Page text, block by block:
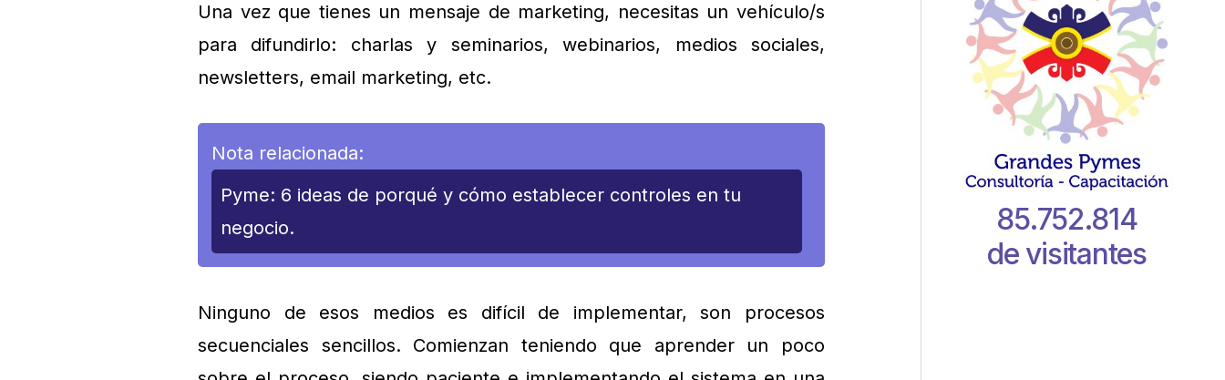
Una vez que tienes un mensaje de marketing, necesitas un vehículo/s
para difundirlo: charlas y seminarios, webinarios, medios sociales,
newsletters, email marketing, etc.
Nota relacionada:
Pyme: 6 ideas de porqué y cómo establecer controles en tu
negocio.
Ninguno de esos medios es difícil de implementar, son procesos
secuenciales sencillos. Comienzan teniendo que aprender un poco
85.752.814
de visitantes